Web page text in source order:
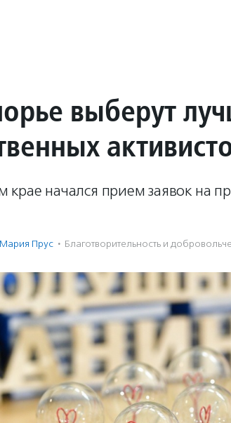
выберут
крае начался прием заявок на
Мария Прус · Благотвори­тель­ность и